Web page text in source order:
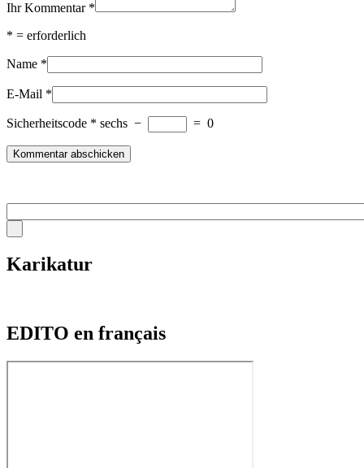
Ihr Kommentar *
* = erforderlich
Name *
E-Mail *
Sicherheitscode * sechs − = 0
Karikatur
EDITO en français